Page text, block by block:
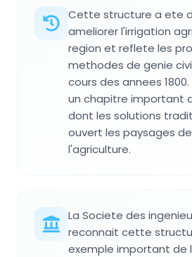
Cette structure a ete
ameliorer l'irrigation
region et reflete les
methodes de genie
cours des annees
un chapitre important
dont les solutions
ouvert les paysages
l'agriculture.
La Societe des
reconnait cette
exemple important de